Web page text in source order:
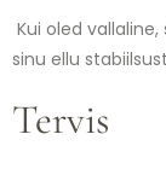
Kui oled
sinu ellu
Tervis